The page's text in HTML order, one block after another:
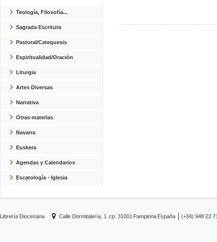
Teología, Filosofía...
Sagrada Escritura
Pastoral/Catequesis
Espiritualidad/Oración
Liturgia
Artes Diversas
Narrativa
Otras materias
Navarra
Euskera
Agendas y Calendarios
Escatología - Iglesia
Librería Diocesana Calle Dormitalería, 1. cp: 31001 Pamplona España (+34) 948 22